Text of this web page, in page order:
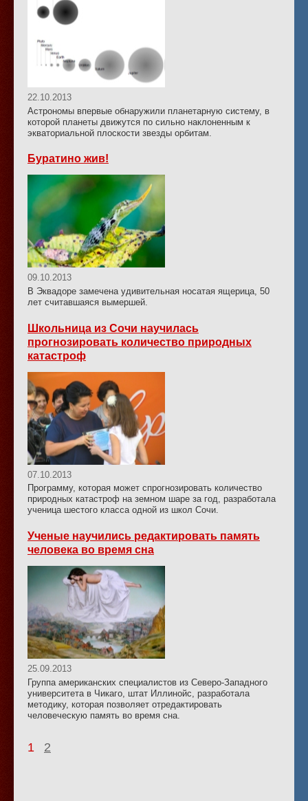
22.10.2013
Астрономы впервые обнаружили планетарную систему, в
которой планеты движутся по сильно наклоненным к
экваториальной плоскости звезды орбитам.
Буратино жив!
09.10.2013
В Эквадоре замечена удивительная носатая ящерица, 50
лет считавшаяся вымершей.
Школьница из Сочи научилась
прогнозировать количество природных
катастроф
07.10.2013
Программу, которая может спрогнозировать количество
природных катастроф на земном шаре за год, разработала
ученица шестого класса одной из школ Сочи.
Ученые научились редактировать память
человека во время сна
25.09.2013
Группа американских специалистов из Северо-Западного
университета в Чикаго, штат Иллинойс, разработала
методику, которая позволяет отредактировать
человеческую память во время сна.
1 2